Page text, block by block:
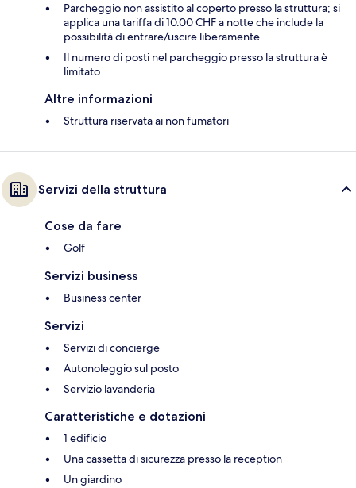
Parcheggio non assistito al coperto presso la struttura; si
applica una tariffa di 10.00 CHF a notte che include la
possibilità di entrare/uscire liberamente
Il numero di posti nel parcheggio presso la struttura è
limitato
Altre informazioni
Struttura riservata ai non fumatori
Servizi della struttura
Cose da fare
Golf
Servizi business
Business center
Servizi
Servizi di concierge
Autonoleggio sul posto
Servizio lavanderia
Caratteristiche e dotazioni
1 edificio
Una cassetta di sicurezza presso la reception
Un giardino